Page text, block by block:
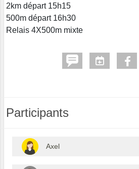
2km départ 15h15
500m départ 16h30
Relais 4X500m mixte
Participants
Axel